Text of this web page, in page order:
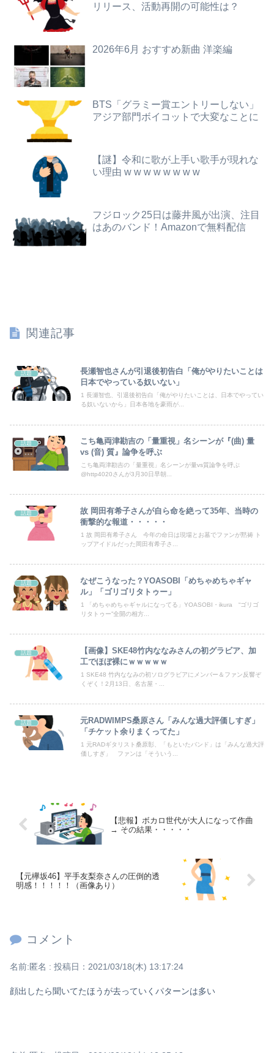
世界一の登山家ニルマル・プルジャ(43歳)、雪崩で死亡
【討論】ナスを最も美味しく食べる方法
日本人「ジョジョの最高傑作は3部！」←これ謎だよな
【日向坂46】月刊ジャイアンツ公式、重大告知！
【悲報】乃木オタ『イコラブやとき宣と比べて肌のキメ細やかさが違う』
【悲報】Mrs. GREEN APPLE、マジで逝くwwwwww
【驚愕】年商10億円を超える『ひとり親方』が激増 Mac miniを大量購入しAIを従業員に
【動画】台風13号の進路予想、明らかにおかしい…
【画像】ハビタ部長「戻れるなら売上金庫に戻して 無理なら全然いいです イオンが戻って良いって言わなきゃ入ったらダメです」
体調不良で休んでパチ●コ通ってたら、数十日単位の証拠写真撮られて会社クビになった
【悲報】共同通信「高市総理、避難所3分間の被災地熊本視察動画に批判！」 → 内閣報道官「避難所視察は51分間！大変な状況の中で、1時間近く受け入...
【竜王戦】柵木幹太五段が先勝
【予算100万】市長「特定外来生物クビアカは気持ち悪い虫だしそんな需要ないと思う」1匹300円相当の報奨金→初日に42万取られ焦り
世界一の登山家ニルマル・プルジャ(43歳)、雪崩で死亡
【日向坂46】月刊ジャイアンツ公式、重大告知！
【悲報】乃木オタ『イコラブやとき宣と比べて肌のキメ細やかさが違う』
【動画】渋谷にあるナイトプールがガチヱロすぎると話題にｗ
リリース、活動再開の可能性は？
2026年6月 おすすめ新曲 洋楽編
BTS「グラミー賞エントリーしない」
アジア部門ボイコットで大変なことに
【謎】令和に歌が上手い歌手が現れな
い理由 w w w w w w w w
フジロック25日は藤井風が出演、注目
はあのバンド！Amazonで無料配信
関連記事
話題
長瀬智也さんが引退後初告白「俺がやりたいことは
日本でやっている奴いない」
1 長瀬智也、引退後初告白「俺がやりたいことは、日本でやってい
る奴いないから」日本各地を豪雨が...
話題
こち亀両津勘吉の「量重視」名シーンが『(曲) 量
vs (音) 質』論争を呼ぶ
こち亀両津勘吉の「量重視」名シーンが量vs質論争を呼ぶ
@http4020さんが3月30日早朝...
話題
故 岡田有希子さんが自ら命を絶って35年、当時の
衝撃的な報道・・・・・
1 故 岡田有希子さん 今年の命日は現場とお墓でファンが黙祷 ト
ップアイドルだった岡田有希子さ...
話題
なぜこうなった？YOASOBI「めちゃめちゃギャ
ル」「ゴリゴリタトゥー」
1 「めちゃめちゃギャルになってる」YOASOBI・ikura “ゴリゴ
リタトゥー”全開の相方...
話題
【画像】SKE48竹内ななみさんの初グラビア、加
工でほぼ裸にｗｗｗｗｗ
1 SKE48 竹内ななみの初ソログラビアにメンバー＆ファン反響ぞ
くぞく！2月13日、名古屋・...
話題
元RADWIMPS桑原さん「みんな過大評価しすぎ」
「チケット余りまくってた」
1 元RADギタリスト桑原彰、「もといたバンド」は「みんな過大評
価しすぎ」 ファンは「そういう...
【悲報】ボカロ世代が大人になって作曲
→ その結果・・・・・
【元欅坂46】平手友梨奈さんの圧倒的透
明感！！！！！（画像あり）
コメント
名前:匿名 : 投稿日：2021/03/18(木) 13:17:24
顔出したら聞いてたほうが去っていくパターンは多い